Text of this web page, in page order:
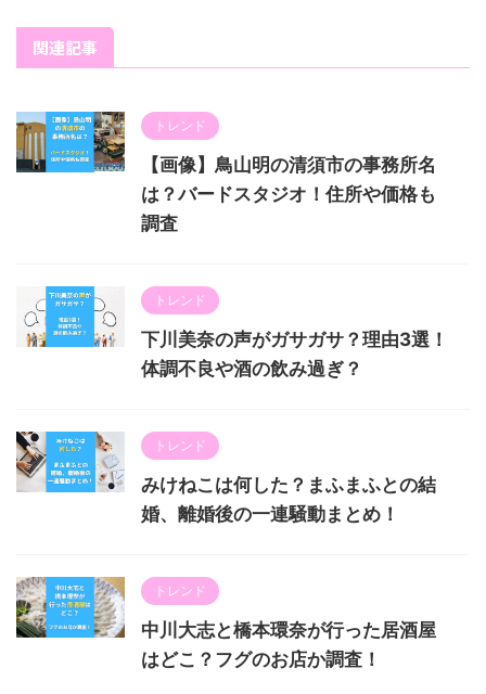
関連記事
トレンド
【画像】鳥山明の清須市の事務所名
は？バードスタジオ！住所や価格も
調査
トレンド
下川美奈の声がガサガサ？理由3選！
体調不良や酒の飲み過ぎ？
トレンド
みけねこは何した？まふまふとの結
婚、離婚後の一連騒動まとめ！
トレンド
中川大志と橋本環奈が行った居酒屋
はどこ？フグのお店か調査！